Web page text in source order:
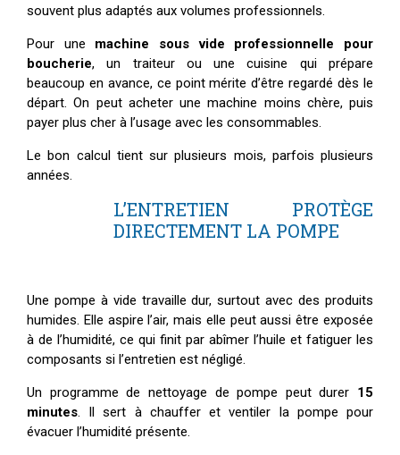
souvent plus adaptés aux volumes professionnels.
Pour une machine sous vide professionnelle pour
boucherie, un traiteur ou une cuisine qui prépare
beaucoup en avance, ce point mérite d’être regardé dès le
départ. On peut acheter une machine moins chère, puis
payer plus cher à l’usage avec les consommables.
Le bon calcul tient sur plusieurs mois, parfois plusieurs
années.
L’ENTRETIEN PROTÈGE
DIRECTEMENT LA POMPE
Une pompe à vide travaille dur, surtout avec des produits
humides. Elle aspire l’air, mais elle peut aussi être exposée
à de l’humidité, ce qui finit par abîmer l’huile et fatiguer les
composants si l’entretien est négligé.
Un programme de nettoyage de pompe peut durer 15
minutes . Il sert à chauffer et ventiler la pompe pour
évacuer l’humidité présente.